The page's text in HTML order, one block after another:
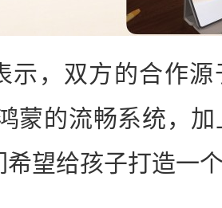
，双方的合作源
蒙的流畅系统，
希望给孩子打造一